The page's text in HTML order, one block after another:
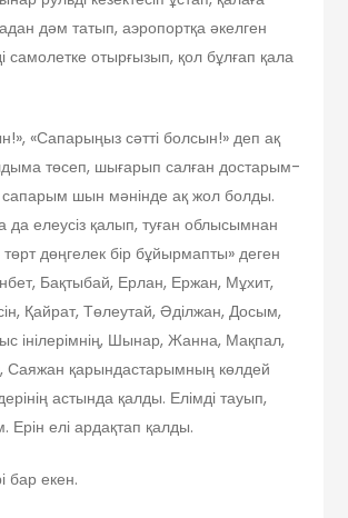
дәм татып, аэропортқа әкелген
самолетке отырғызып, қол бұлғап қала
«Сапарыңыз сәтті болсын!» деп ақ
төсеп, шығарып салған достарым-
шын мәнінде ақ жол болды.
да елеусіз қалып, туған облысымнан
дөңгелек бір бұйырмапты» деген
Бақтыбай, Ерлан, Ержан, Мұхит,
Қайрат, Төлеутай, Әділжан, Досым,
інілерімнің, Шынар, Жанна, Мақпал,
Саяжан қарындастарымның көлдей
астында қалды. Елімді тауып,
Ерін елі ардақтап қалды.
бар екен.